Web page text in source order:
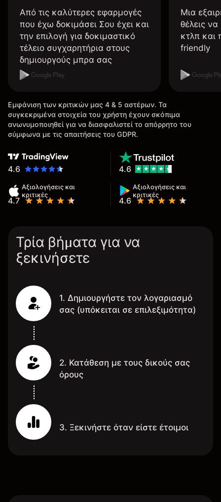
Από τις καλύτερες εφαρμογές
που έχω δοκιμάσει Σου έχει και
την επιλογή για δοκιμαστικό
τέλειο συγχαρητήρια στους
δημιουργούς μπρα σας
Μια
θέλεις
κτλπ και
friendly
Εμφάνιση των κριτικών μας 4 & 5 αστέρων. Τα
συγκεκριμένα στοιχεία του χρήστη έχουν σκόπιμα
ανωνυμοποιηθεί για να διασφαλιστεί το απόρρητο του
σύμφωνα με τις απαιτήσεις του GDPR.
4.6
Αξιολογήσεις και
κριτικές
4.7
Αξιολογήσεις και
κριτικές
4.6
4.6
Τρία βήματα για να
ξεκινήσετε
1. Δημιουργήστε τον λογαριασμό
σας (υπόκειται σε επιλεξιμότητα)
2. Κατάθεση με τους δικούς σας
όρους
3. Ξεκινήστε όταν είστε έτοιμοι